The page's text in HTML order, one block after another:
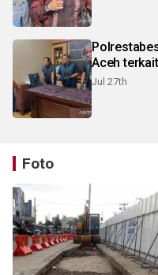
Aceh
Jul 27th
Foto